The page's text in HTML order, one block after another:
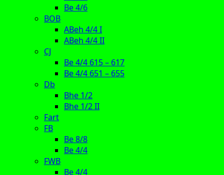
Be 4/6
BOB
ABeh 4/4 I
ABeh 4/4 II
CJ
Be 4/4 615 – 617
Be 4/4 651 – 655
Db
Bhe 1/2
Bhe 1/2 II
Fart
FB
Be 8/8
Be 4/4
FWB
Be 4/4